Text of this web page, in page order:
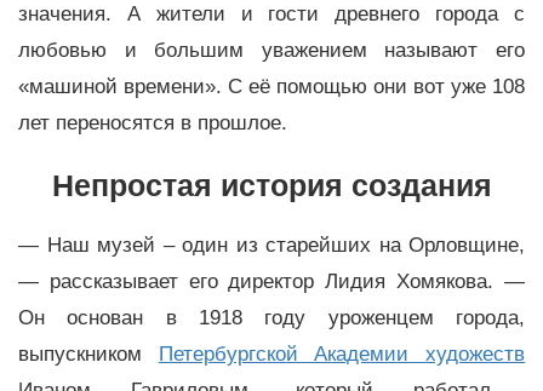
значения. А жители и гости древнего города с
любовью и большим уважением называют его
«машиной времени». С её помощью они вот уже 108
лет переносятся в прошлое.
Непростая история создания
— Наш музей – один из старейших на Орловщине,
— рассказывает его директор Лидия Хомякова. —
Он основан в 1918 году уроженцем города,
выпускником
Петербургской Академии художеств